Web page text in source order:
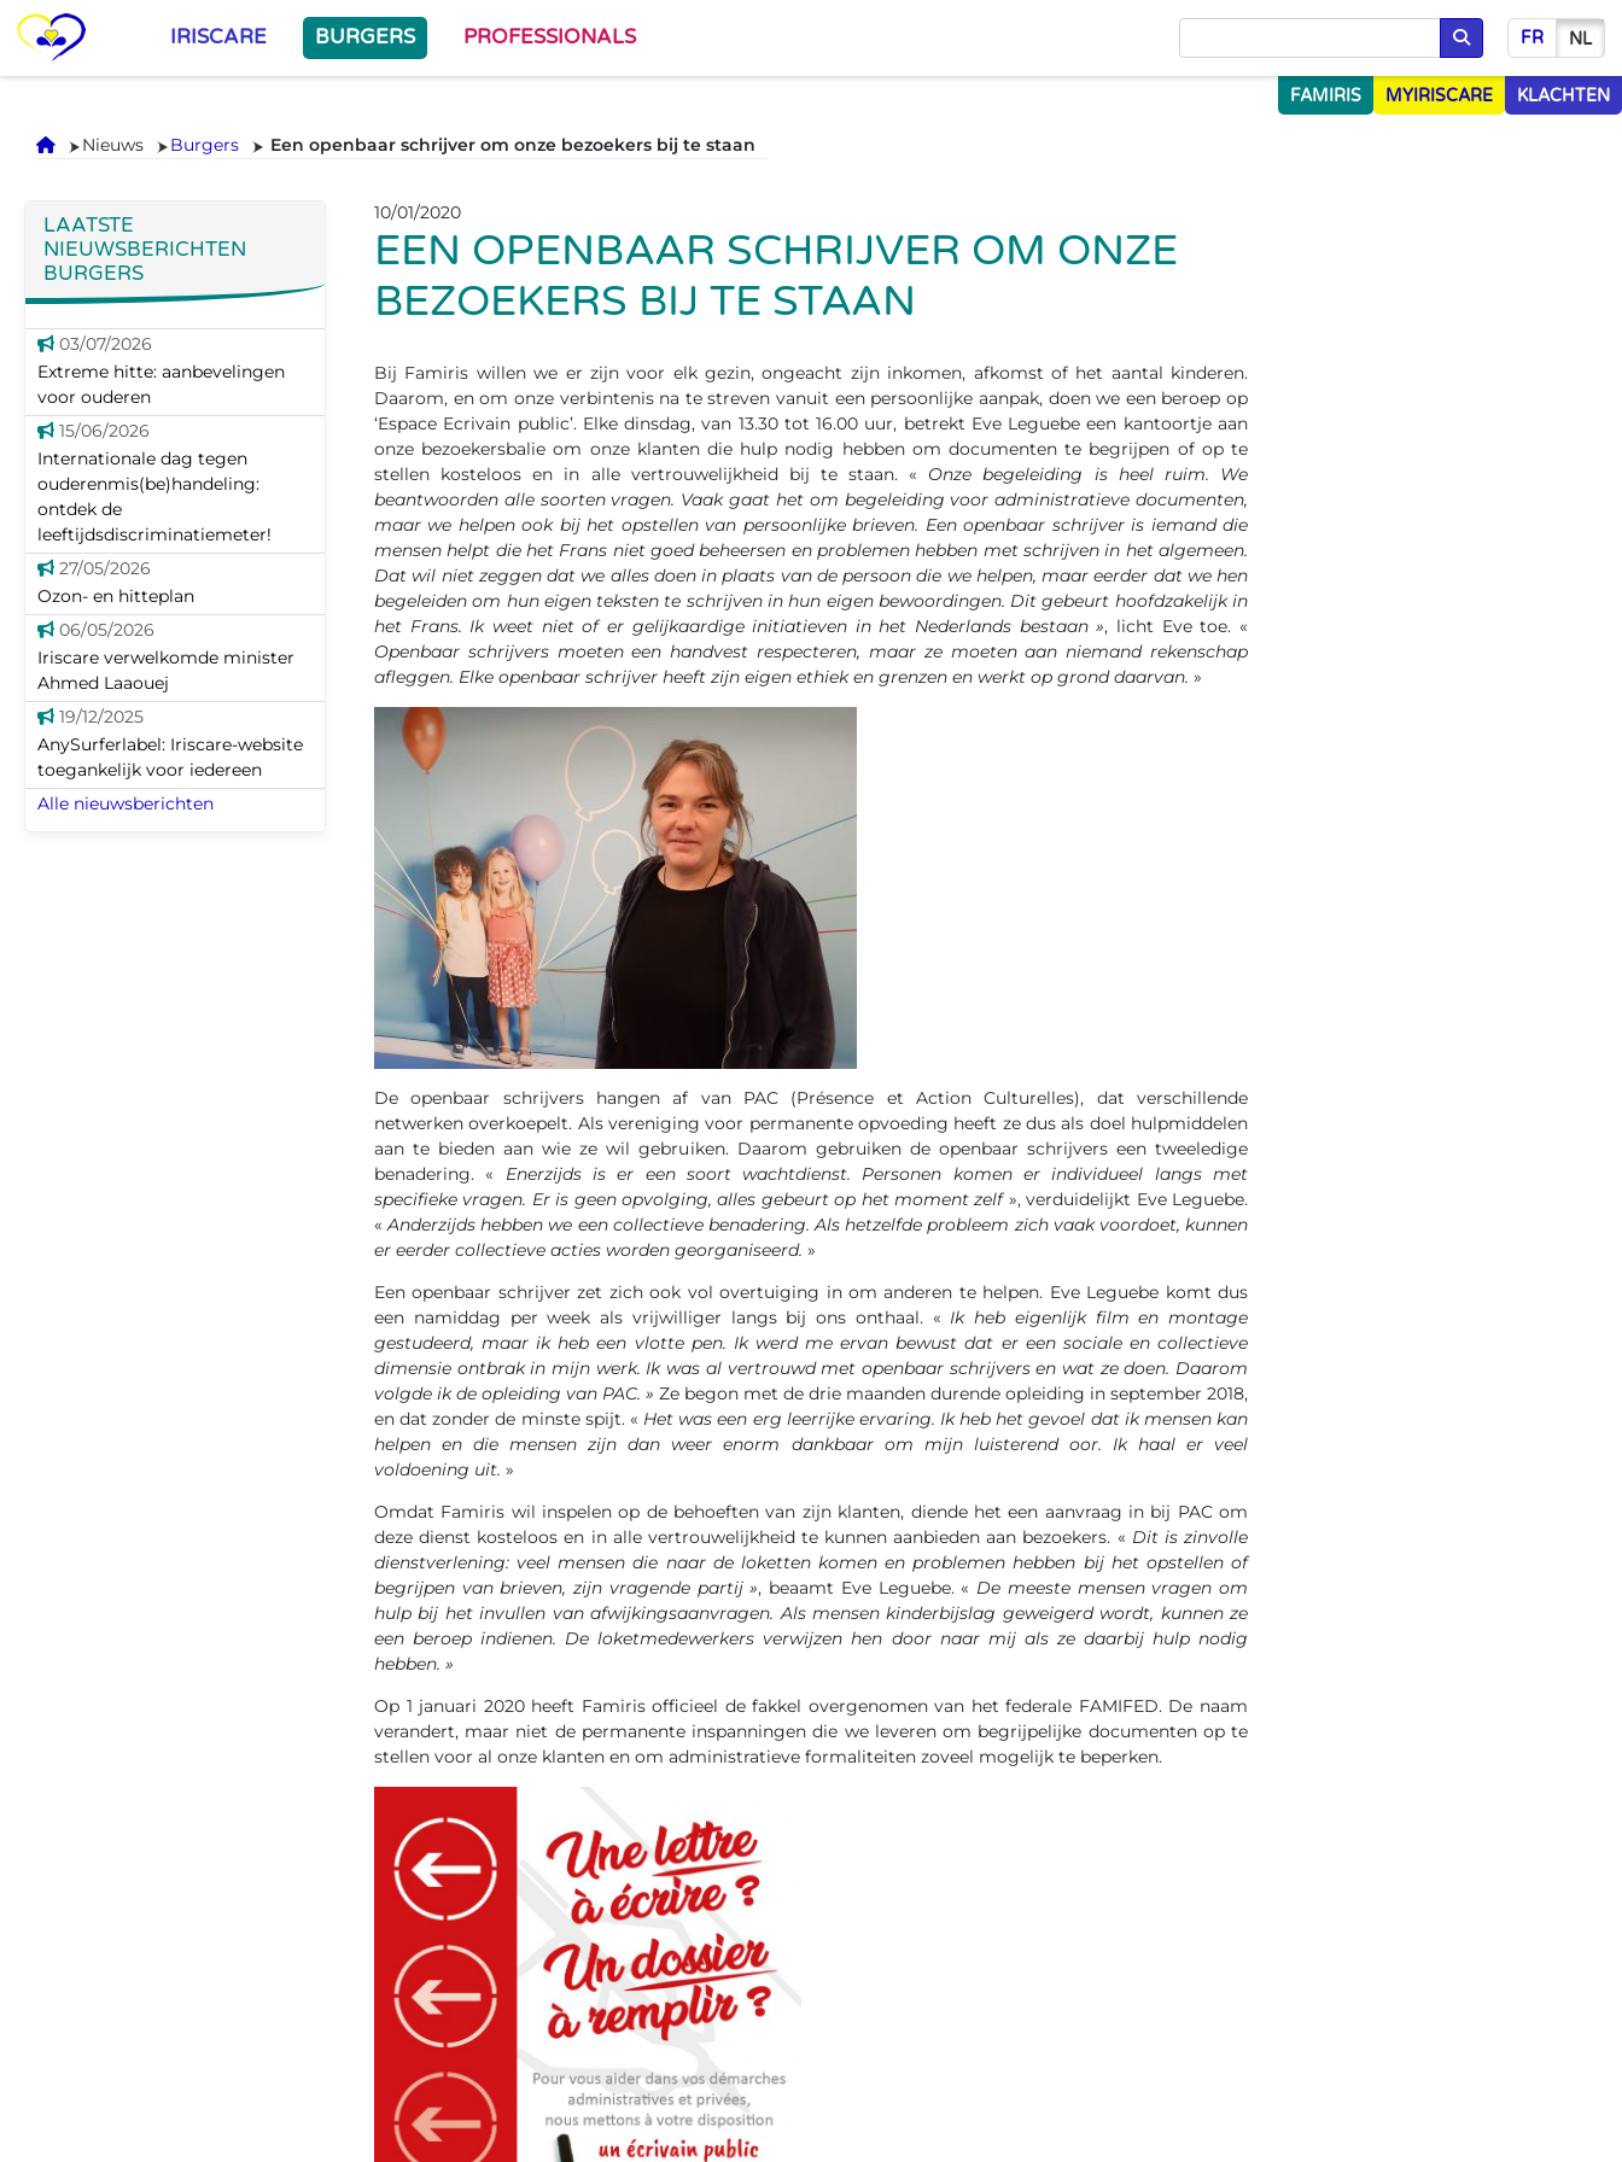
IRISCARE BURGERS PROFESSIONALS
Opzoeken
FR NL
FAMIRIS MYIRISCARE KLACHTEN
Onthaal
Nieuws Burgers Een openbaar schrijver om onze bezoekers bij te staan
LAATSTE
NIEUWSBERICHTEN
BURGERS
03/07/2026
Extreme hitte: aanbevelingen
voor ouderen
15/06/2026
Internationale dag tegen
ouderenmis(be)handeling:
ontdek de
leeftijdsdiscriminatiemeter!
27/05/2026
Ozon- en hitteplan
06/05/2026
Iriscare verwelkomde minister
Ahmed Laaouej
19/12/2025
AnySurferlabel: Iriscare-website
toegankelijk voor iedereen
Alle nieuwsberichten
10/01/2020
EEN OPENBAAR SCHRIJVER OM ONZE
BEZOEKERS BIJ TE STAAN
Bij Famiris willen we er zijn voor elk gezin, ongeacht zijn inkomen, afkomst of het aantal kinderen.
Daarom, en om onze verbintenis na te streven vanuit een persoonlijke aanpak, doen we een beroep op
‘Espace Ecrivain public’. Elke dinsdag, van 13.30 tot 16.00 uur, betrekt Eve Leguebe een kantoortje aan
onze bezoekersbalie om onze klanten die hulp nodig hebben om documenten te begrijpen of op te
stellen kosteloos en in alle vertrouwelijkheid bij te staan. « Onze begeleiding is heel ruim. We
beantwoorden alle soorten vragen. Vaak gaat het om begeleiding voor administratieve documenten,
maar we helpen ook bij het opstellen van persoonlijke brieven. Een openbaar schrijver is iemand die
mensen helpt die het Frans niet goed beheersen en problemen hebben met schrijven in het algemeen.
Dat wil niet zeggen dat we alles doen in plaats van de persoon die we helpen, maar eerder dat we hen
begeleiden om hun eigen teksten te schrijven in hun eigen bewoordingen. Dit gebeurt hoofdzakelijk in
het Frans. Ik weet niet of er gelijkaardige initiatieven in het Nederlands bestaan », licht Eve toe. «
Openbaar schrijvers moeten een handvest respecteren, maar ze moeten aan niemand rekenschap
afleggen. Elke openbaar schrijver heeft zijn eigen ethiek en grenzen en werkt op grond daarvan. »
De openbaar schrijvers hangen af van PAC (Présence et Action Culturelles), dat verschillende
netwerken overkoepelt. Als vereniging voor permanente opvoeding heeft ze dus als doel hulpmiddelen
aan te bieden aan wie ze wil gebruiken. Daarom gebruiken de openbaar schrijvers een tweeledige
benadering. « Enerzijds is er een soort wachtdienst. Personen komen er individueel langs met
specifieke vragen. Er is geen opvolging, alles gebeurt op het moment zelf», verduidelijkt Eve Leguebe.
«Anderzijds hebben we een collectieve benadering. Als hetzelfde probleem zich vaak voordoet, kunnen
er eerder collectieve acties worden georganiseerd. »
Een openbaar schrijver zet zich ook vol overtuiging in om anderen te helpen. Eve Leguebe komt dus
een namiddag per week als vrijwilliger langs bij ons onthaal. « Ik heb eigenlijk film en montage
gestudeerd, maar ik heb een vlotte pen. Ik werd me ervan bewust dat er een sociale en collectieve
dimensie ontbrak in mijn werk. Ik was al vertrouwd met openbaar schrijvers en wat ze doen. Daarom
volgde ik de opleiding van PAC. » Ze begon met de drie maanden durende opleiding in september 2018,
en dat zonder de minste spijt. « Het was een erg leerrijke ervaring. Ik heb het gevoel dat ik mensen kan
helpen en die mensen zijn dan weer enorm dankbaar om mijn luisterend oor. Ik haal er veel
voldoening uit. »
Omdat Famiris wil inspelen op de behoeften van zijn klanten, diende het een aanvraag in bij PAC om
deze dienst kosteloos en in alle vertrouwelijkheid te kunnen aanbieden aan bezoekers. « Dit is zinvolle
dienstverlening: veel mensen die naar de loketten komen en problemen hebben bij het opstellen of
begrijpen van brieven, zijn vragende partij », beaamt Eve Leguebe. « De meeste mensen vragen om
hulp bij het invullen van afwijkingsaanvragen. Als mensen kinderbijslag geweigerd wordt, kunnen ze
een beroep indienen. De loketmedewerkers verwijzen hen door naar mij als ze daarbij hulp nodig
hebben. »
Op 1 januari 2020 heeft Famiris officieel de fakkel overgenomen van het federale FAMIFED. De naam
verandert, maar niet de permanente inspanningen die we leveren om begrijpelijke documenten op te
stellen voor al onze klanten en om administratieve formaliteiten zoveel mogelijk te beperken.